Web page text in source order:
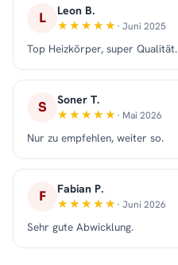
L Leon B.
· Juni 2025
Top Heizkörper, super Qualität.
S Soner T.
· Mai 2026
Nur zu empfehlen, weiter so.
F Fabian P.
· Juni 2026
Sehr gute Abwicklung.